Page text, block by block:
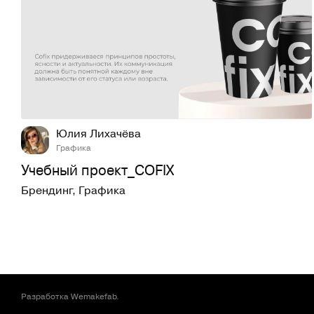
7 317
Юлия Лихачёва
Графика
Учебный проект_COFIX
Брендинг, Графика
РазработкаWemakefab.